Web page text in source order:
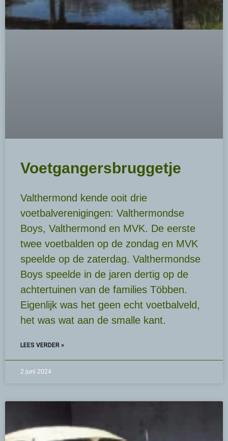
Voetgangersbruggetje
Valthermond kende ooit drie
voetbalverenigingen: Valthermondse
Boys, Valthermond en MVK. De eerste
twee voetbalden op de zondag en MVK
speelde op de zaterdag. Valthermondse
Boys speelde in de jaren dertig op de
achtertuinen van de families Többen.
Eigenlijk was het geen echt voetbalveld,
het was wat aan de smalle kant.
LEES VERDER »
2 juni 2024